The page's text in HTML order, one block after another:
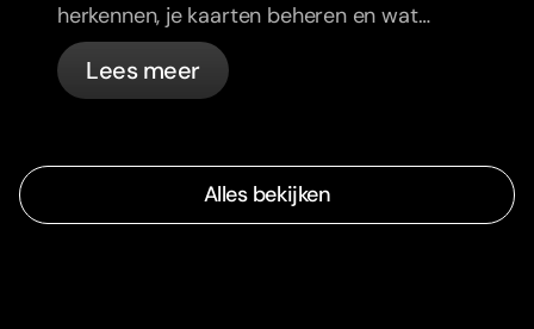
herkennen, je kaarten beheren en wat
bunq automatisch voor je regelt.
Lees meer
Alles bekijken